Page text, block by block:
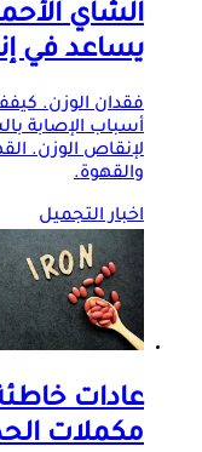
الشاي
يساعد في
فقدان الوزن.
أسباب الإصابة
لإنقاص الوزن.
والقهوة.
اخبار التجميل
عادات
مكملات